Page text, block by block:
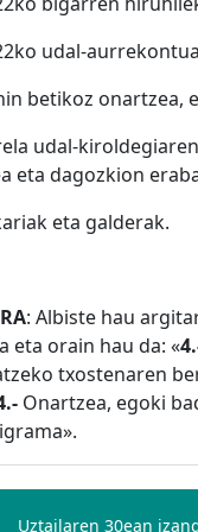
udal-
betikoz onartzea,
udal-
eta dagozkion
eta galderak.
: Albiste hau
eta orain hau da: «
txostenaren
Onartzea, egoki
Uztailaren 30ean